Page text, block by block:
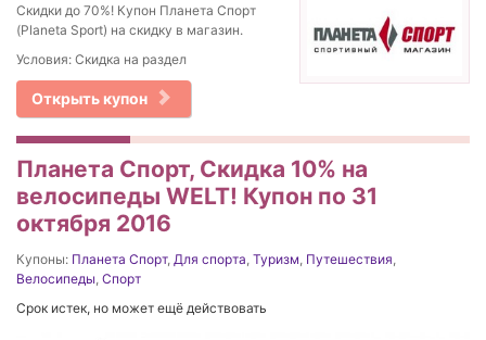
Скидки до 70%! Купон Планета Спорт
(Planeta Sport) на скидку в магазин.
Условия: Скидка на раздел
Открыть купон
Планета Спорт, Скидка 10% на
велосипеды WELT! Купон по 31
октября 2016
Купоны: Планета Спорт, Для спорта Туризм Путешествия
Велосипеды Спорт
Срок истек, но может ещё действовать